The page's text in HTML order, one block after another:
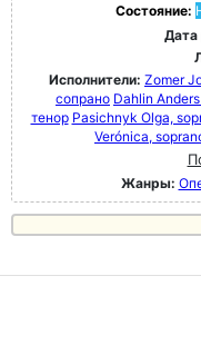
Состояние:
Дата
Исполнители: Zomer
сопрано Dahlin
тенор Pasichnyk Olga,
Verónica,
Жанры: